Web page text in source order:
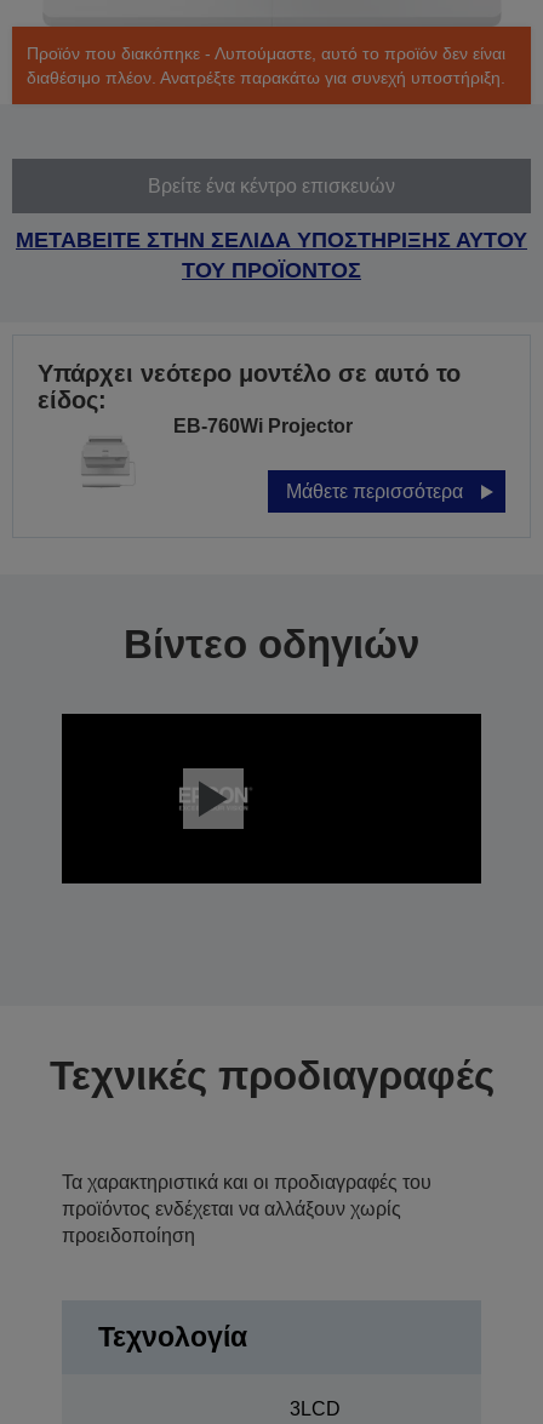
Προϊόν που διακόπηκε - Λυπούμαστε, αυτό το προϊόν δεν είναι
διαθέσιμο πλέον. Ανατρέξτε παρακάτω για συνεχή υποστήριξη.
Βρείτε ένα κέντρο επισκευών
ΜΕΤΑΒΕΙΤΕ ΣΤΗΝ ΣΕΛΙΔΑ ΥΠΟΣΤΗΡΙΞΗΣ ΑΥΤΟΥ
ΤΟΥ ΠΡΟΪΟΝΤΟΣ
Υπάρχει νεότερο μοντέλο σε αυτό το
είδος:
EB-760Wi Projector
Μάθετε περισσότερα
Βίντεο οδηγιών
Τεχνικές προδιαγραφές
Τα χαρακτηριστικά και οι προδιαγραφές του
προϊόντος ενδέχεται να αλλάξουν χωρίς
προειδοποίηση
Τεχνολογία
3LCD